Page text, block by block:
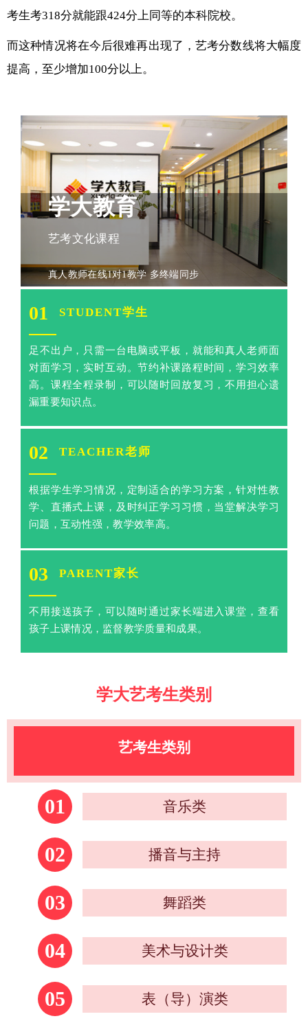
考生考318分就能跟424分上同等的本科院校。
而这种情况将在今后很难再出现了，艺考分数线将大幅度
提高，至少增加100分以上。
学大教育
艺考文化课程
真人教师在线1对1教学 多终端同步
01 STUDENT学生
足不出户，只需一台电脑或平板，就能和真人老师面
对面学习，实时互动。节约补课路程时间，学习效率
高。课程全程录制，可以随时回放复习，不用担心遗
漏重要知识点。
02 TEACHER老师
根据学生学习情况，定制适合的学习方案，针对性教
学、直播式上课，及时纠正学习习惯，当堂解决学习
问题，互动性强，教学效率高。
03 PARENT家长
不用接送孩子，可以随时通过家长端进入课堂，查看
孩子上课情况，监督教学质量和成果。
学大艺考生类别
艺考生类别
音乐类
01
02 播音与主持
舞蹈类
03
04 美术与设计类
表（导）演类
05